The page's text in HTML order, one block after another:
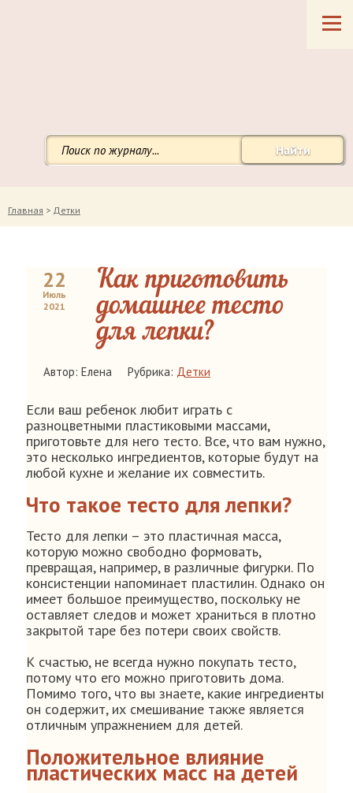
Найти
Главная > Детки
22
Июль
2021
Как приготовить
домашнее тесто
для лепки?
Автор: Елена Рубрика: Детки
Если ваш ребенок любит играть с
разноцветными пластиковыми массами,
приготовьте для него тесто. Все, что вам нужно,
это несколько ингредиентов, которые будут на
любой кухне и желание их совместить.
Что такое тесто для лепки?
Тесто для лепки – это пластичная масса,
которую можно свободно формовать,
превращая, например, в различные фигурки. По
консистенции напоминает пластилин. Однако он
имеет большое преимущество, поскольку не
оставляет следов и может храниться в плотно
закрытой таре без потери своих свойств.
К счастью, не всегда нужно покупать тесто,
потому что его можно приготовить дома.
Помимо того, что вы знаете, какие ингредиенты
он содержит, их смешивание также является
отличным упражнением для детей.
Положительное влияние
пластических масс на детей